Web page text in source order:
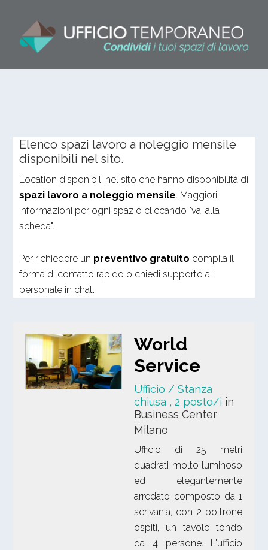
Elenco spazi lavoro a noleggio mensile
disponibili nel sito.
Location disponibili nel sito che hanno disponibilità di
spazi lavoro a noleggio mensile. Maggiori
informazioni per ogni spazio cliccando "vai alla
scheda".
Per richiedere un preventivo gratuito compila il
forma di contatto rapido o chiedi supporto al
personale in chat.
World
Service
Ufficio / Stanza
chiusa , 2 posto/i in
Business Center
Milano
Ufficio di 25 metri
quadrati molto luminoso
ed elegantemente
arredato composto da 1
scrivania, con 2 poltrone
ospiti, un tavolo tondo
da 4 persone. L'ufficio